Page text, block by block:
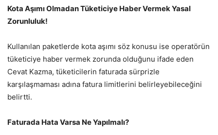
Kota Aşımı Olmadan Tüketiciye Haber Vermek Yasal
Zorunluluk!
Kullanılan paketlerde kota aşımı söz konusu ise operatörün
tüketiciye haber vermek zorunda olduğunu ifade eden
Cevat Kazma, tüketicilerin faturada sürprizle
karşılaşmaması adına fatura limitlerini belirleyebileceğini
belirtti.
Faturada Hata Varsa Ne Yapılmalı?